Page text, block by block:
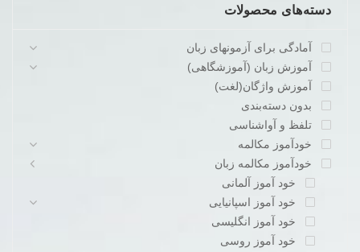
دسته‌های محصولات
آمادگی برای آزمونهای زبان
آموزش زبان (آموزشگاهی)
آموزش واژگان(لغت)
بدون دسته‌بندی
تلفظ و آواشناسی
خودآموز مکالمه
خودآموز مکالمه زبان
خود آموز آلمانی
خود آموز اسپانیایی
خود آموز انگلیسی
خود آموز روسی